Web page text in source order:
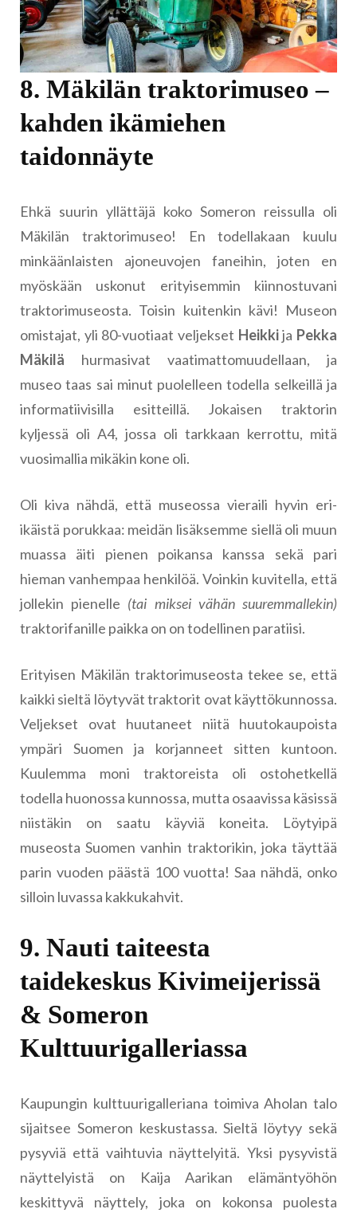
8. Mäkilän traktorimuseo –
kahden ikämiehen
taidonnäyte
Ehkä suurin yllättäjä koko Someron reissulla oli
Mäkilän traktorimuseo! En todellakaan kuulu
minkäänlaisten ajoneuvojen faneihin, joten en
myöskään uskonut erityisemmin kiinnostuvani
traktorimuseosta. Toisin kuitenkin kävi! Museon
omistajat, yli 80-vuotiaat veljekset Heikkija Pekka
Mäkilä hurmasivat vaatimattomuudellaan, ja
museo taas sai minut puolelleen todella selkeillä ja
informatiivisilla esitteillä. Jokaisen traktorin
kyljessä oli A4, jossa oli tarkkaan kerrottu, mitä
vuosimallia mikäkin kone oli.
Oli kiva nähdä, että museossa vieraili hyvin eri-
ikäistä porukkaa: meidän lisäksemme siellä oli muun
muassa äiti pienen poikansa kanssa sekä pari
hieman vanhempaa henkilöä. Voinkin kuvitella, että
jollekin pienelle (tai miksei vähän suuremmallekin)
traktorifanille paikka on on todellinen paratiisi.
Erityisen Mäkilän traktorimuseosta tekee se, että
kaikki sieltä löytyvät traktorit ovat käyttökunnossa.
Veljekset ovat huutaneet niitä huutokaupoista
ympäri Suomen ja korjanneet sitten kuntoon.
Kuulemma moni traktoreista oli ostohetkellä
todella huonossa kunnossa, mutta osaavissa käsissä
niistäkin on saatu käyviä koneita. Löytyipä
museosta Suomen vanhin traktorikin, joka täyttää
parin vuoden päästä 100 vuotta! Saa nähdä, onko
silloin luvassa kakkukahvit.
9. Nauti taiteesta
taidekeskus Kivimeijerissä
& Someron
Kulttuurigalleriassa
Kaupungin kulttuurigalleriana toimiva Aholan talo
sijaitsee Someron keskustassa. Sieltä löytyy sekä
pysyviä että vaihtuvia näyttelyitä. Yksi pysyvistä
näyttelyistä on Kaija Aarikan elämäntyöhön
keskittyvä näyttely, joka on kokonsa puolesta